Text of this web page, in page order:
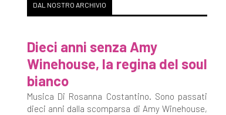
DAL NOSTRO ARCHIVIO
Dieci anni senza Amy
Winehouse, la regina del soul
bianco
Musica Di Rosanna Costantino. Sono passati
dieci anni dalla scomparsa di Amy Winehouse,